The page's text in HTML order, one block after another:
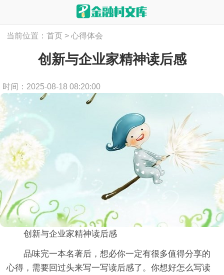
当前位置：首页 > 心得体会
创新与企业家精神读后感
时间：2025-08-18 08:20:00
创新与企业家精神读后感
品味完一本名著后，想必你一定有很多值得分享的
心得，需要回过头来写一写读后感了。你想好怎么写读